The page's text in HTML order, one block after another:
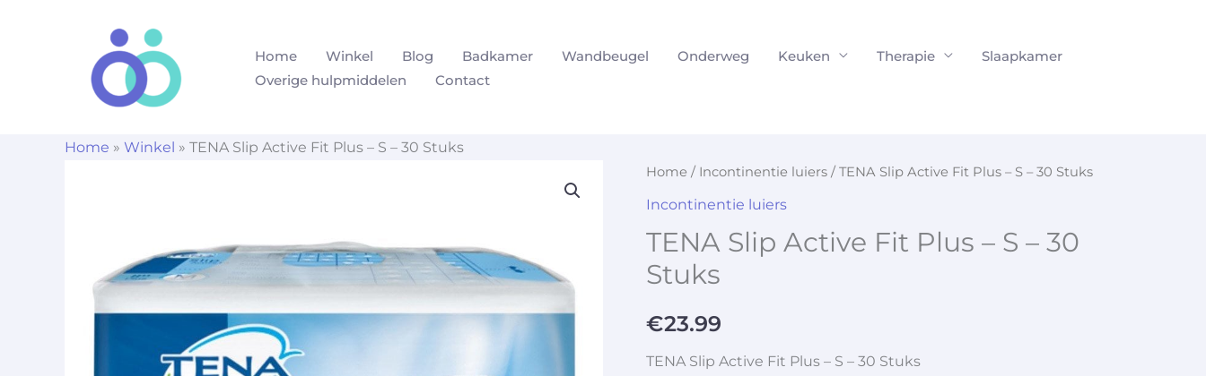
Home Winkel Blog Badkamer Wandbeugel Onderweg Keuken Therapie
Slaapkamer
Overige hulpmiddelen
Contact
Home » Winkel » TENA Slip Active Fit Plus – S – 30 Stuks
Home / Incontinentie luiers / TENA Slip Active Fit Plus – S – 30 Stuks
Incontinentie luiers
TENA Slip Active Fit Plus – S – 30
Stuks
€23.99
TENA Slip Active Fit Plus – S – 30 Stuks